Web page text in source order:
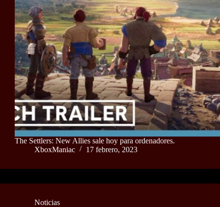
The Settlers: New Allies sale hoy para ordenadores.
XboxManiac
17 febrero, 2023
Noticias